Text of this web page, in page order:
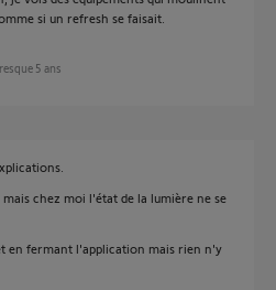
si un refresh se faisait.
5 ans
chez moi l'état de la lumière ne se
en fermant l'application mais rien n'y